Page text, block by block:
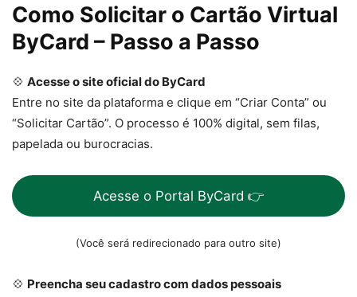
Como Solicitar o Cartão Virtual
ByCard – Passo a Passo
💠 Acesse o site oficial do ByCard
Entre no site da plataforma e clique em “Criar Conta” ou
“Solicitar Cartão”. O processo é 100% digital, sem filas,
papelada ou burocracias.
Acesse o Portal ByCard 👉
(Você será redirecionado para outro site)
💠 Preencha seu cadastro com dados pessoais